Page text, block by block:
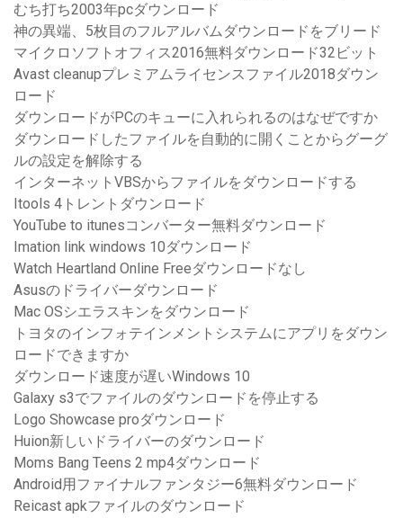
むち打ち2003年pcダウンロード
神の異端、5枚目のフルアルバムダウンロードをブリード
マイクロソフトオフィス2016無料ダウンロード32ビット
Avast cleanupプレミアムライセンスファイル2018ダウン
ロード
ダウンロードがPCのキューに入れられるのはなぜですか
ダウンロードしたファイルを自動的に開くことからグーグ
ルの設定を解除する
インターネットVBSからファイルをダウンロードする
Itools 4トレントダウンロード
YouTube to itunesコンバーター無料ダウンロード
Imation link windows 10ダウンロード
Watch Heartland Online Freeダウンロードなし
Asusのドライバーダウンロード
Mac OSシエラスキンをダウンロード
トヨタのインフォテインメントシステムにアプリをダウン
ロードできますか
ダウンロード速度が遅いWindows 10
Galaxy s3でファイルのダウンロードを停止する
Logo Showcase proダウンロード
Huion新しいドライバーのダウンロード
Moms Bang Teens 2 mp4ダウンロード
Android用ファイナルファンタジー6無料ダウンロード
Reicast apkファイルのダウンロード